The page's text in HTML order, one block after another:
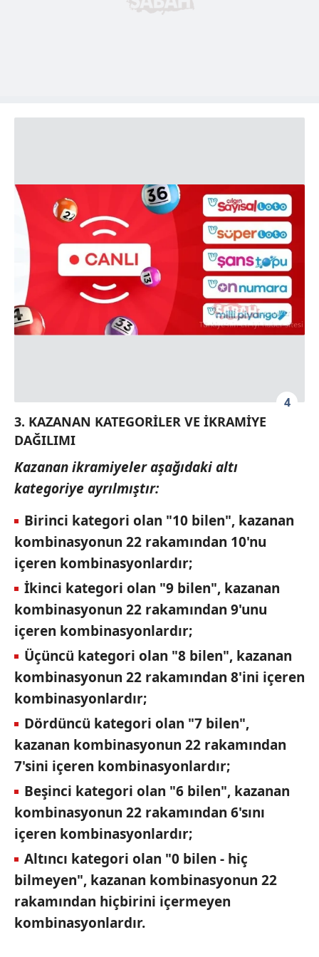
Sitemizde kendimize ve üçüncü kişilere ait çerezler
reklam/pazarlama faaliyetlerinin yapılması, amaçlarıyla
vasıtasıyla belirleyebilirsiniz. Çerezlere ilişkin detaylı bilgi
için Ayarlar butonuna tıklayabilir,Çerez Bilgilendirme
Metnimiziziyaret edebilirsiniz.
6698 sayılı Kişisel Verilerin Korunması Kanunu uyarınca
hazırlanmış Aydınlatma Metnimizi okumak ve sitemizde
ilgili mevzuata uygun olarak kullanılan çerezlerle ilgili bilgi
almak için lütfentıklayınız
4
3. KAZANAN KATEGORİLER VE İKRAMİYE
DAĞILIMI
Kazanan ikramiyeler aşağıdaki altı
kategoriye ayrılmıştır:
Birinci kategori olan "10 bilen", kazanan
kombinasyonun 22 rakamından 10'nu
içeren kombinasyonlardır;
İkinci kategori olan "9 bilen", kazanan
kombinasyonun 22 rakamından 9'unu
içeren kombinasyonlardır;
Üçüncü kategori olan "8 bilen", kazanan
kombinasyonun 22 rakamından 8'ini içeren
kombinasyonlardır;
Dördüncü kategori olan "7 bilen",
kazanan kombinasyonun 22 rakamından
7'sini içeren kombinasyonlardır;
Beşinci kategori olan "6 bilen", kazanan
kombinasyonun 22 rakamından 6'sını
içeren kombinasyonlardır;
Altıncı kategori olan "0 bilen - hiç
bilmeyen", kazanan kombinasyonun 22
rakamından hiçbirini içermeyen
kombinasyonlardır.